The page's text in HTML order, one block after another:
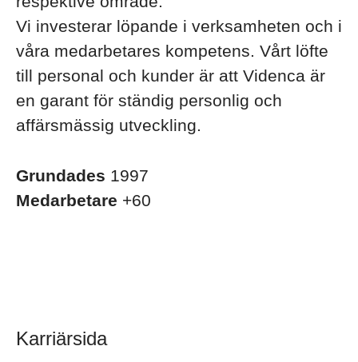
Vi investerar löpande i verksamheten och i
våra medarbetares kompetens. Vårt löfte
till personal och kunder är att Videnca är
en garant för ständig personlig och
affärsmässig utveckling.
Grundades 1997
Medarbetare +60
Karriärsida